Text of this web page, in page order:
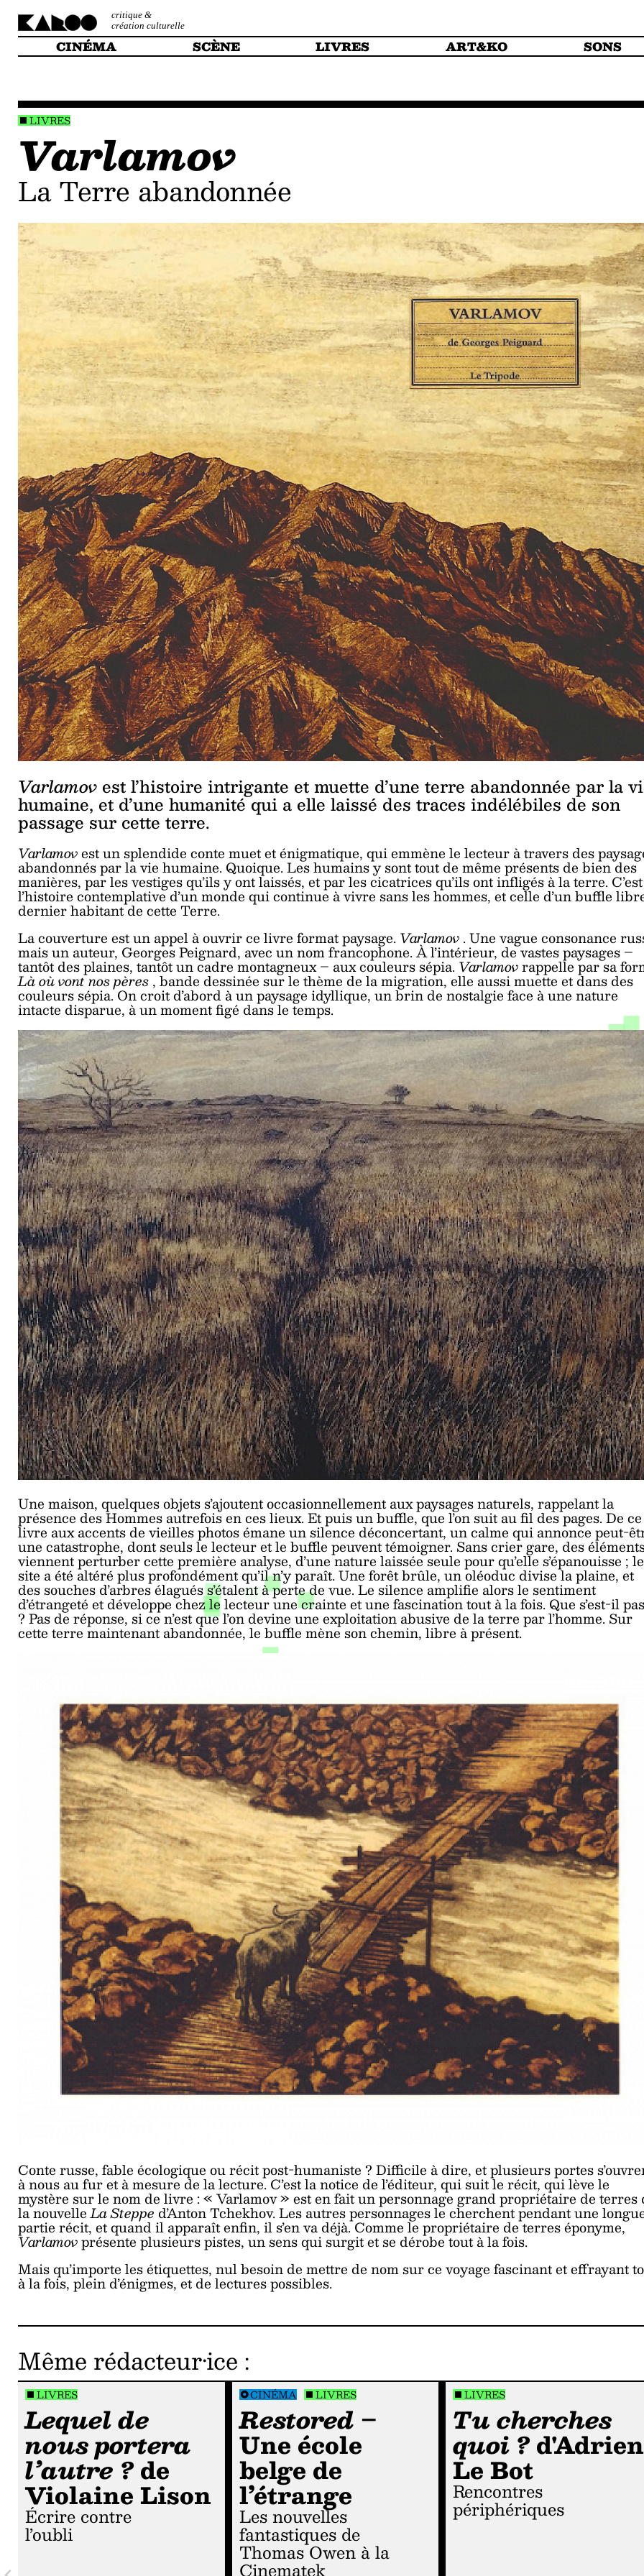
critique &
création culturelle
CINÉMA SCÈNE LIVRES ART&KO SONS
LIVRES
Varlamov
La Terre abandonnée
Varlamov est l’histoire intrigante et muette d’une terre abandonnée par la
humaine, et d’une humanité qui a elle laissé des traces indélébiles de son
passage sur cette terre.
Varlamovest un splendide conte muet et énigmatique, qui emmène le lecteur à travers des
abandonnés par la vie humaine. Quoique. Les humains y sont tout de même présents de bien des
manières, par les vestiges qu’ils y ont laissés, et par les cicatrices qu’ils ont infligés à la terre. C’est
l’histoire contemplative d’un monde qui continue à vivre sans les hommes, et celle d’un buffle
dernier habitant de cette Terre.
La couverture est un appel à ouvrir ce livre format paysage. Varlamov. Une vague consonance
mais un auteur, Georges Peignard, avec un nom francophone. À l’intérieur, de vastes paysages –
tantôt des plaines, tantôt un cadre montagneux – aux couleurs sépia. Varlamovrappelle par sa
Là où vont nos pères, bande dessinée sur le thème de la migration, elle aussi muette et dans des
couleurs sépia. On croit d’abord à un paysage idyllique, un brin de nostalgie face à une nature
intacte disparue, à un moment figé dans le temps.
Une maison, quelques objets s’ajoutent occasionnellement aux paysages naturels, rappelant la
présence des Hommes autrefois en ces lieux. Et puis un buffle, que l’on suit au fil des pages. De ce
livre aux accents de vieilles photos émane un silence déconcertant, un calme qui annonce peut-
une catastrophe, dont seuls le lecteur et le buffle peuvent témoigner. Sans crier gare, des
viennent perturber cette première analyse, d’une nature laissée seule pour qu’elle s’épanouisse ; le
site a été altéré plus profondément qu’il n’y paraît. Une forêt brûle, un oléoduc divise la plaine, et
des souches d’arbres élagués s’étalent à perte de vue. Le silence amplifie alors le sentiment
d’étrangeté et développe chez le lecteur une crainte et une fascination tout à la fois. Que s’est-il
? Pas de réponse, si ce n’est que l’on devine une exploitation abusive de la terre par l’homme. Sur
cette terre maintenant abandonnée, le buffle mène son chemin, libre à présent.
Conte russe, fable écologique ou récit post-humaniste ? Difficile à dire, et plusieurs portes
à nous au fur et à mesure de la lecture. C’est la notice de l’éditeur, qui suit le récit, qui lève le
mystère sur le nom de livre : « Varlamov » est en fait un personnage grand propriétaire de terres
la nouvelleLa Steppe d’Anton Tchekhov. Les autres personnages le cherchent pendant une
partie récit, et quand il apparaît enfin, il s’en va déjà. Comme le propriétaire de terres éponyme,
Varlamovprésente plusieurs pistes, un sens qui surgit et se dérobe tout à la fois.
Mais qu’importe les étiquettes, nul besoin de mettre de nom sur ce voyage fascinant et effrayant
à la fois, plein d’énigmes, et de lectures possibles.
Même rédacteur·ice :
LIVRES
Lequel de
nous portera
l’autre ?de
Violaine Lison
Écrire contre
l’oubli
CINÉMA LIVRES
Restored –
Une école
belge de
l’étrange
Les nouvelles
fantastiques de
Thomas Owen à la
Cinematek
LIVRES
Tu cherches
quoi ?d'Adrien
Le Bot
Rencontres
périphériques